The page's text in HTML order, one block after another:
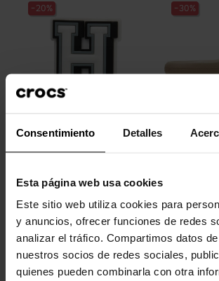
Consentimiento Detalles
Esta página web usa cookies
Este sitio web utiliza cookies para
y anuncios, ofrecer funciones de redes
analizar el tráfico. Compartimos datos
nuestros socios de redes sociales,
quienes pueden combinarla con otra
-20%
Letra H
-30%
Sandálias
-20%